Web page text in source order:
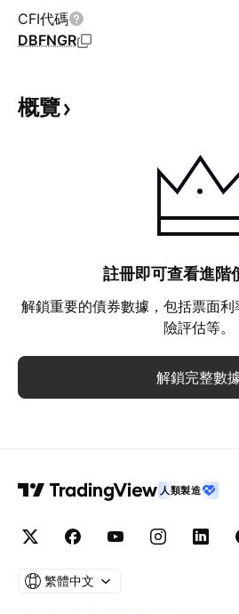
CFI代碼
DBFNGR
概覽
註冊即可查看進階
解鎖重要的債券數據，包括票面
險評估等。
解鎖完整數
人類製造
繁體中文